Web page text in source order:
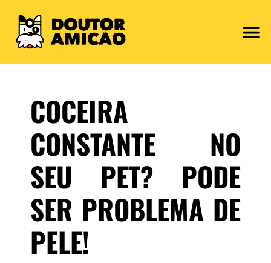
COCEIRA
CONSTANTE NO
SEU PET? PODE
SER PROBLEMA DE
PELE!